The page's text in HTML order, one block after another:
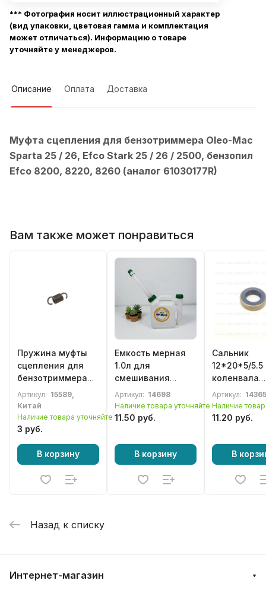
*** Фотография носит иллюстрационный характер
(вид упаковки, цветовая гамма и комплектация
может отличаться). Информацию о товаре
уточняйте у менеджеров.
Описание Оплата Доставка
Муфта сцепления для бензотриммера Oleo-Mac
Sparta 25 / 26, Efco Stark 25 / 26 / 2500, бензопил
Efco 8200, 8220, 8260 (аналог 61030177R)
Вам также может понравиться
Пружина муфты
сцепления для
бензотриммера
Oleo-Mac Sparta
25 / 26, Efco Stark
25 / 26 / 2500,
8200, 8220, 8260
Артикул: 15589,
Китай
Наличие товара уточняйте
3 руб.
В корзину
Емкость мерная
1.0л для
смешивания
масла с бензином
Артикул: 14698
Наличие товара уточняйте
11.50 руб.
В корзину
Сальник
12*20*5/5.5
коленвала
мотокосы
Mac Sparta
42, 44, 370,
Артикул:
Наличие
11.20 руб.
В
Назад к списку
Интернет-магазин